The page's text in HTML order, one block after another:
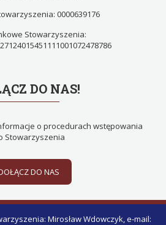
0000639176
Stowarzyszenia:
DO NAS!
o procedurach wstępowania
Stowarzyszenia
DO NAS
Mirosław Wdowczyk, e-mail: